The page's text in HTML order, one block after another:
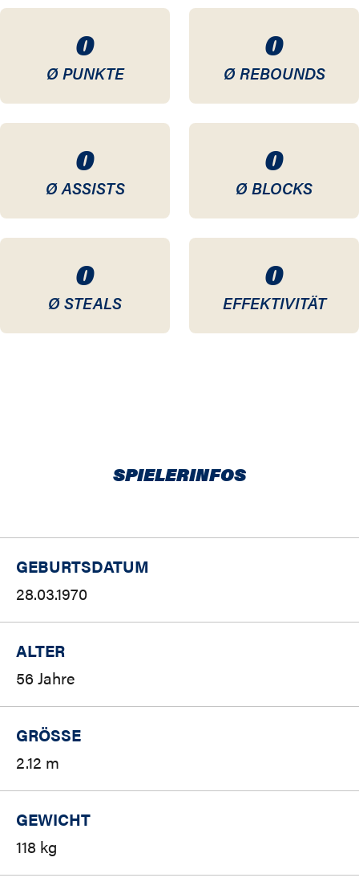
0
Ø PUNKTE
0
Ø REBOUNDS
0
Ø ASSISTS
0
Ø BLOCKS
0
Ø STEALS
0
EFFEKTIVITÄT
SPIELERINFOS
GEBURTSDATUM
28.03.1970
ALTER
56 Jahre
GRÖSSE
2.12 m
GEWICHT
118 kg